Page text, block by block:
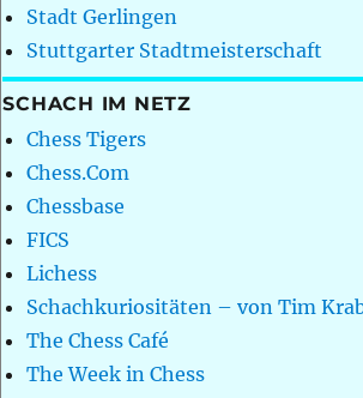
Stadt Gerlingen
Stuttgarter Stadtmeisterschaft
SCHACH IM NETZ
Chess Tigers
Chess.Com
Chessbase
FICS
Lichess
Schachkuriositäten – von Tim
The Chess Café
The Week in Chess